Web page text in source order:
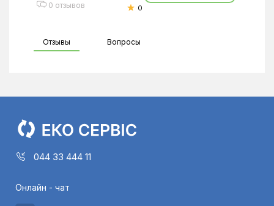
0 отзывов
0
Отзывы Вопросы
044 33 444 11
Онлайн - чат